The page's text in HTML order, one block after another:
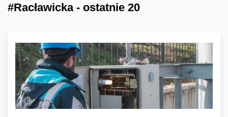
#Racławicka - ostatnie 20